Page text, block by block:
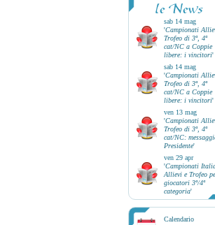
le News
sab 14 mag
'Campionati
Trofeo di 3ª, 4ª
cat/NC a Coppie
libere: i vincitori'
sab 14 mag
'Campionati
Trofeo di 3ª, 4ª
cat/NC a Coppie
libere: i vincitori'
ven 13 mag
'Campionati
Trofeo di 3ª, 4ª
cat/NC:
Presidente'
ven 29 apr
'Campionati
Allievi e Trofeo
giocatori 3ª/4ª
categoria'
Calendario